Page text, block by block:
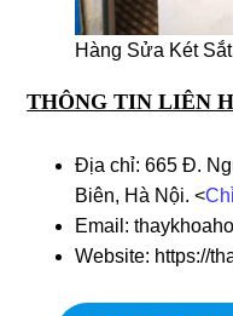
Hàng Sửa Két
THÔNG TIN LIÊN
Địa chỉ: 665 Đ.
Biên, Hà Nội. <
Email:
Website: https://